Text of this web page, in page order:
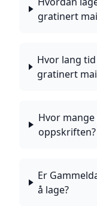
gratinert
Hvor lang
gratinert
Hvor
oppskriften?
Er
å lage?